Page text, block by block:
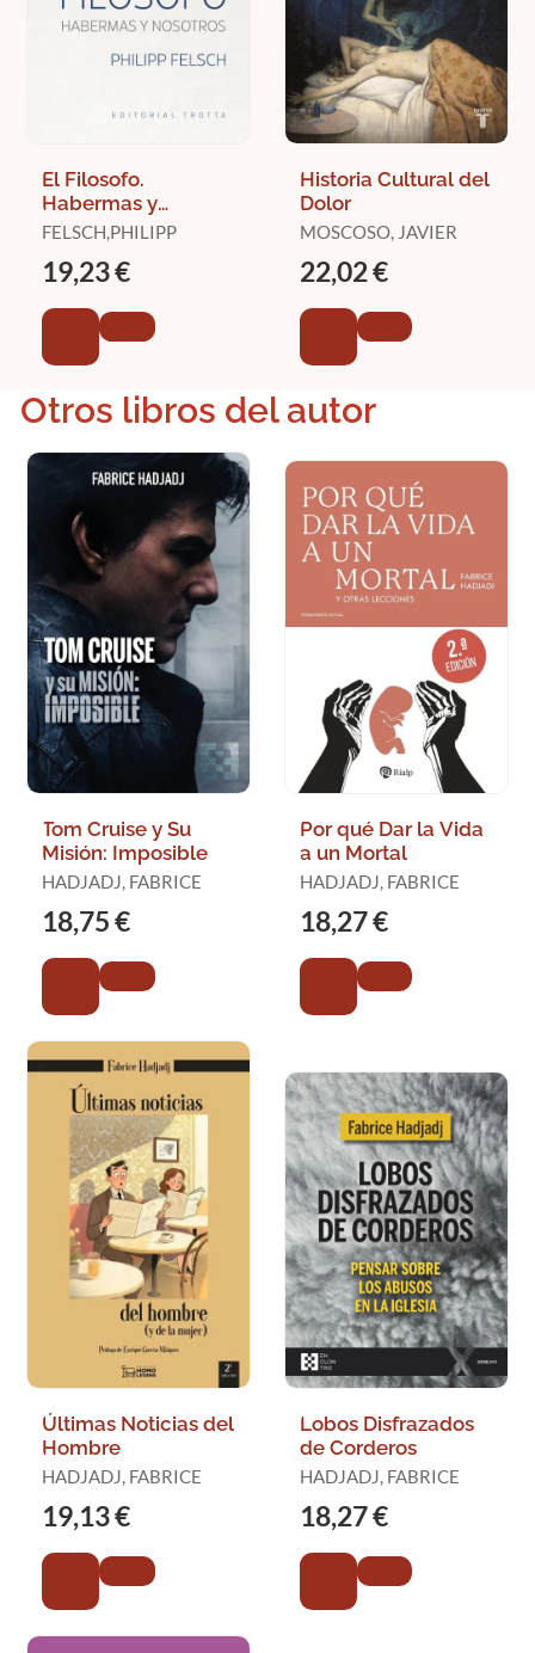
El Filosofo.
Habermas y
Nosotros
FELSCH,PHILIPP
19,23 €
Historia Cultural del
Dolor
MOSCOSO, JAVIER
22,02 €
Otros libros del autor
Tom Cruise y Su
Misión: Imposible
HADJADJ, FABRICE
18,75 €
Por qué Dar la Vida
a un Mortal
HADJADJ, FABRICE
18,27 €
Últimas Noticias del
Hombre
HADJADJ, FABRICE
19,13 €
Lobos Disfrazados
de Corderos
HADJADJ, FABRICE
18,27 €